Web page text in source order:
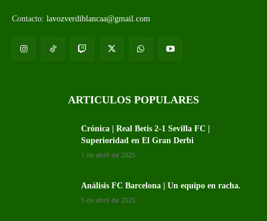
Contacto: lavozverdiblancaa@gmail.com
ARTICULOS POPULARES
Crónica | Real Betis 2-1 Sevilla FC |
Superioridad en El Gran Derbi
1 de abril de 2025
Análisis FC Barcelona | Un equipo en racha.
5 de abril de 2025